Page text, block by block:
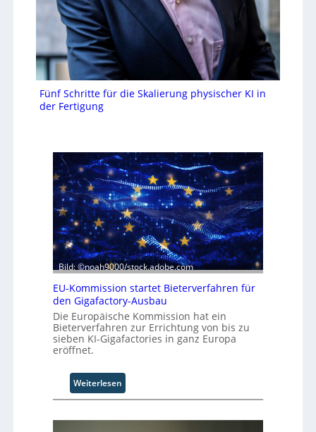
Fünf Schritte für die Skalierung physischer KI in
der Fertigung
Bild: ©noah9000/stock.adobe.com
EU-Kommission startet Bieterverfahren für
den Gigafactory-Ausbau
Die Europäische Kommission hat ein
Bieterverfahren zur Errichtung von bis zu
sieben KI-Gigafactories in ganz Europa
eröffnet.
Weiterlesen
E
-